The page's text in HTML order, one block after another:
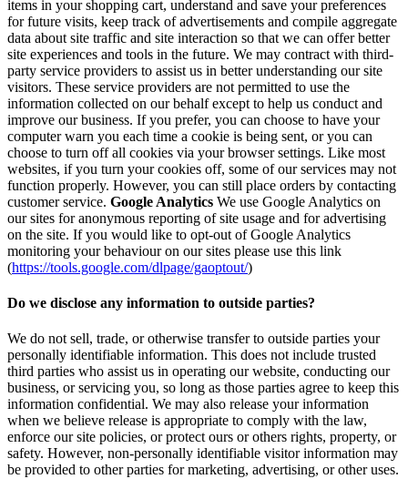
items in your shopping cart, understand and save your preferences
for future visits, keep track of advertisements and compile aggregate
data about site traffic and site interaction so that we can offer better
site experiences and tools in the future. We may contract with third-
party service providers to assist us in better understanding our site
visitors. These service providers are not permitted to use the
information collected on our behalf except to help us conduct and
improve our business. If you prefer, you can choose to have your
computer warn you each time a cookie is being sent, or you can
choose to turn off all cookies via your browser settings. Like most
websites, if you turn your cookies off, some of our services may not
function properly. However, you can still place orders by contacting
customer service. Google Analytics We use Google Analytics on
our sites for anonymous reporting of site usage and for advertising
on the site. If you would like to opt-out of Google Analytics
monitoring your behaviour on our sites please use this link
(https://tools.google.com/dlpage/gaoptout/)
Do we disclose any information to outside parties?
We do not sell, trade, or otherwise transfer to outside parties your
personally identifiable information. This does not include trusted
third parties who assist us in operating our website, conducting our
business, or servicing you, so long as those parties agree to keep this
information confidential. We may also release your information
when we believe release is appropriate to comply with the law,
enforce our site policies, or protect ours or others rights, property, or
safety. However, non-personally identifiable visitor information may
be provided to other parties for marketing, advertising, or other uses.